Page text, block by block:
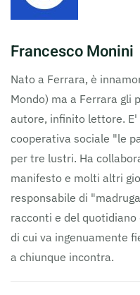
Francesco Monini
Nato a Ferrara, è
Mondo) ma a Ferrara gli
autore, infinito lettore.
cooperativa sociale "le
per tre lustri. Ha
manifesto e molti altri
responsabile di
racconti e del
di cui va ingenuamente
a chiunque incontra.